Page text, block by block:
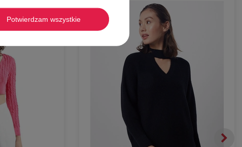
Potwierdzam wszystkie